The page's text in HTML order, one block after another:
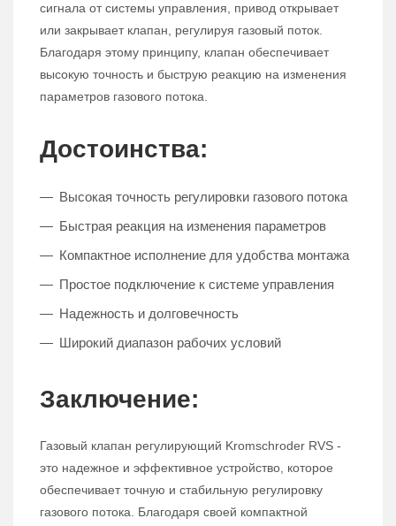
сигнала от системы управления, привод открывает
или закрывает клапан, регулируя газовый поток.
Благодаря этому принципу, клапан обеспечивает
высокую точность и быструю реакцию на изменения
параметров газового потока.
Достоинства:
Высокая точность регулировки газового потока
Быстрая реакция на изменения параметров
Компактное исполнение для удобства монтажа
Простое подключение к системе управления
Надежность и долговечность
Широкий диапазон рабочих условий
Заключение:
Газовый клапан регулирующий Kromschroder RVS -
это надежное и эффективное устройство, которое
обеспечивает точную и стабильную регулировку
газового потока. Благодаря своей компактной